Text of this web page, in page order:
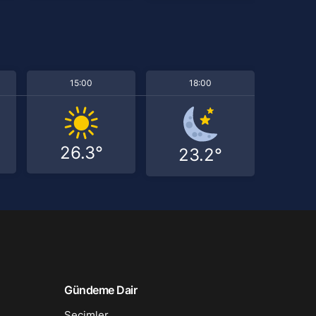
15:00
26.3°
18:00
23.2°
Gündeme Dair